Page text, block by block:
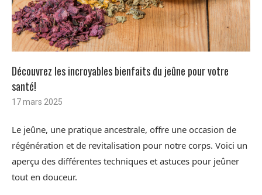
Découvrez les incroyables bienfaits du jeûne pour votre
santé!
17 mars 2025
Le jeûne, une pratique ancestrale, offre une occasion de
régénération et de revitalisation pour notre corps. Voici un
aperçu des différentes techniques et astuces pour jeûner
tout en douceur.